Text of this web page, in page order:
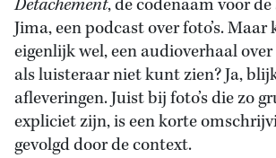
Detachement, de codenaam voor
Jima, een podcast over foto’s. Maar
eigenlijk wel, een audioverhaal
als luisteraar niet kunt zien? Ja,
afleveringen. Juist bij foto’s die zo
expliciet zijn, is een korte
gevolgd door de context.